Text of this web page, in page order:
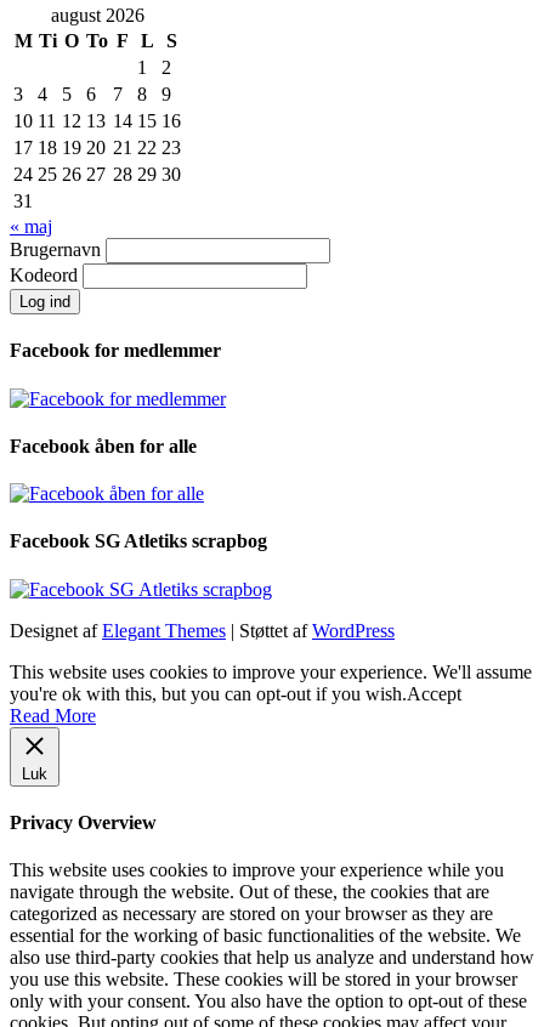
august 2026
M Ti O To F L
S
1
2
3
4 5 6 7 8
9
10 11 12 13 14 15 16
17 18 19 20 21 22 23
24 25 26 27 28 29 30
31
« maj
Brugernavn
Kodeord
Facebook for medlemmer
Facebook åben for alle
Facebook SG Atletiks scrapbog
Designet afElegant Themes | Støttet afWordPress
This website uses cookies to improve your experience. We'll assume
you're ok with this, but you can opt-out if you wish.Accept
Read More
Luk
Privacy Overview
This website uses cookies to improve your experience while you
navigate through the website. Out of these, the cookies that are
categorized as necessary are stored on your browser as they are
essential for the working of basic functionalities of the website. We
also use third-party cookies that help us analyze and understand how
you use this website. These cookies will be stored in your browser
only with your consent. You also have the option to opt-out of these